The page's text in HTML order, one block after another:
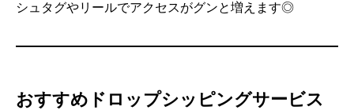
シュタグやリールでアクセスがグンと増えます◎
おすすめドロップシッピングサービス